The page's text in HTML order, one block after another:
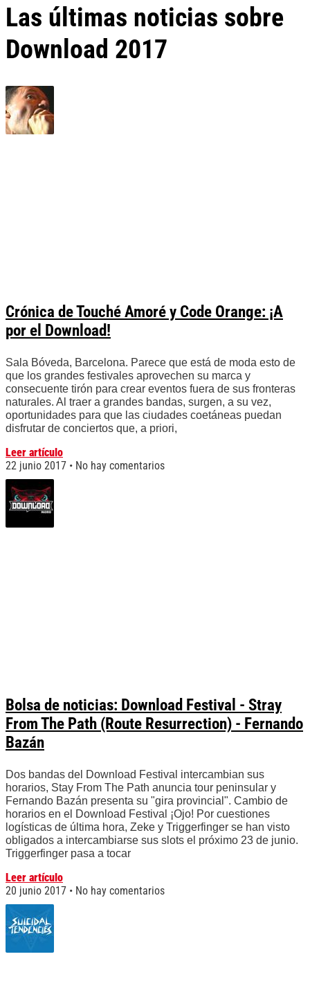
Las últimas noticias sobre
Download 2017
Crónica de Touché Amoré y Code Orange: ¡A
por el Download!
Sala Bóveda, Barcelona. Parece que está de moda esto de
que los grandes festivales aprovechen su marca y
consecuente tirón para crear eventos fuera de sus fronteras
naturales. Al traer a grandes bandas, surgen, a su vez,
oportunidades para que las ciudades coetáneas puedan
disfrutar de conciertos que, a priori,
Leer artículo
22 junio 2017
No hay comentarios
Bolsa de noticias: Download Festival - Stray
From The Path (Route Resurrection) - Fernando
Bazán
Dos bandas del Download Festival intercambian sus
horarios, Stay From The Path anuncia tour peninsular y
Fernando Bazán presenta su "gira provincial". Cambio de
horarios en el Download Festival ¡Ojo! Por cuestiones
logísticas de última hora, Zeke y Triggerfinger se han visto
obligados a intercambiarse sus slots el próximo 23 de junio.
Triggerfinger pasa a tocar
Leer artículo
20 junio 2017
No hay comentarios